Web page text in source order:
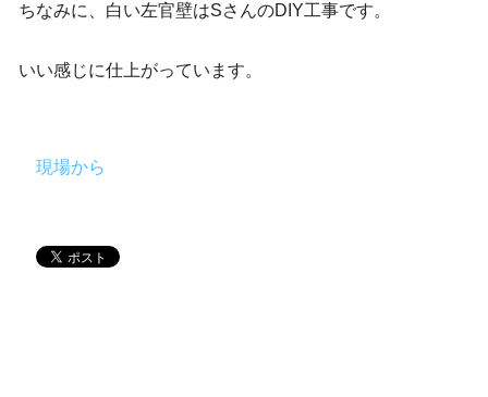
ちなみに、白い左官壁はSさんのDIY工事です。
いい感じに仕上がっています。
現場から